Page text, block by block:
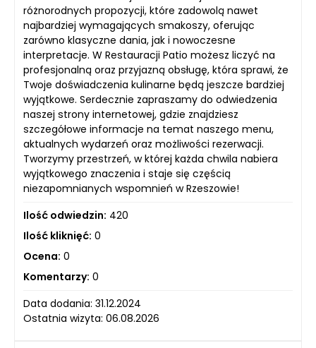
różnorodnych propozycji, które zadowolą nawet
najbardziej wymagających smakoszy, oferując
zarówno klasyczne dania, jak i nowoczesne
interpretacje. W Restauracji Patio możesz liczyć na
profesjonalną oraz przyjazną obsługę, która sprawi, że
Twoje doświadczenia kulinarne będą jeszcze bardziej
wyjątkowe. Serdecznie zapraszamy do odwiedzenia
naszej strony internetowej, gdzie znajdziesz
szczegółowe informacje na temat naszego menu,
aktualnych wydarzeń oraz możliwości rezerwacji.
Tworzymy przestrzeń, w której każda chwila nabiera
wyjątkowego znaczenia i staje się częścią
niezapomnianych wspomnień w Rzeszowie!
Ilość odwiedzin: 420
Ilość kliknięć: 0
Ocena: 0
Komentarzy: 0
Data dodania: 31.12.2024
Ostatnia wizyta: 06.08.2026